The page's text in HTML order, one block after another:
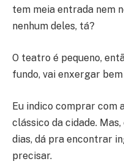
tem meia entrada nem
nenhum deles, tá?
O teatro é pequeno,
fundo, vai enxergar
Eu indico comprar com
clássico da cidade.
dias, dá pra encontrar
precisar.